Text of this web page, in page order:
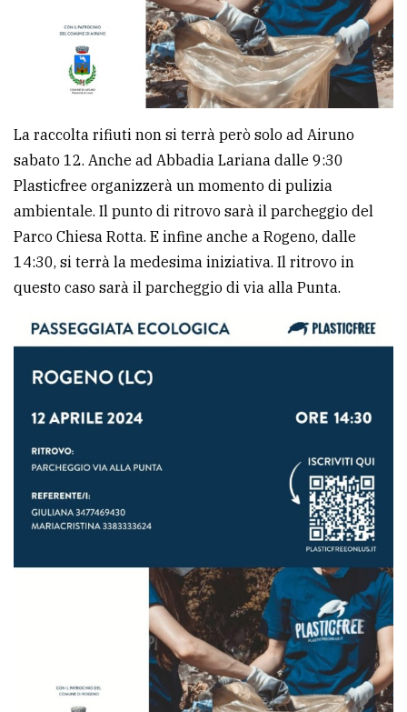
La raccolta rifiuti non si terrà però solo ad Airuno
sabato 12. Anche ad Abbadia Lariana dalle 9:30
Plasticfree organizzerà un momento di pulizia
ambientale. Il punto di ritrovo sarà il parcheggio del
Parco Chiesa Rotta. E infine anche a Rogeno, dalle
14:30, si terrà la medesima iniziativa. Il ritrovo in
questo caso sarà il parcheggio di via alla Punta.